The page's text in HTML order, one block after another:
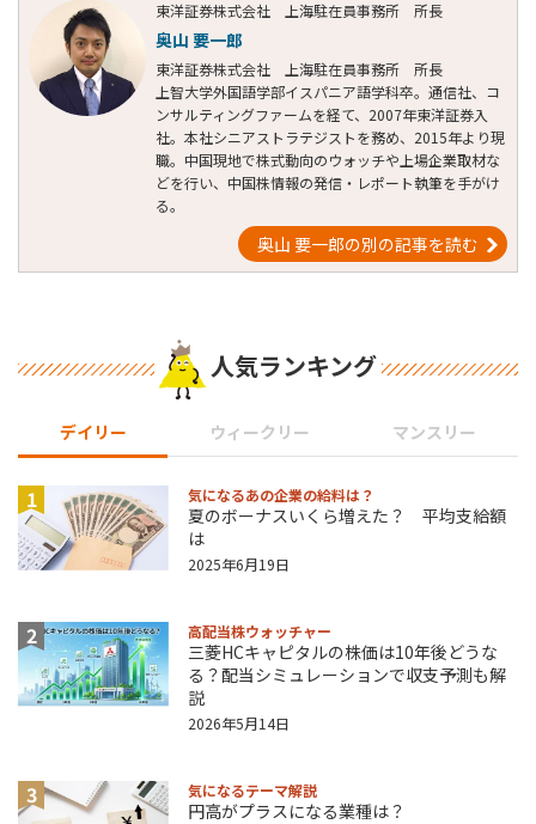
東洋証券株式会社 上海駐在員事務所 所長
奥山 要一郎
東洋証券株式会社 上海駐在員事務所 所長
上智大学外国語学部イスパニア語学科卒。通信社、コ
ンサルティングファームを経て、2007年東洋証券入
社。本社シニアストラテジストを務め、2015年より現
職。中国現地で株式動向のウォッチや上場企業取材な
どを行い、中国株情報の発信・レポート執筆を手がけ
る。
奥山 要一郎の別の記事を読む
人気ランキング
デイリー ウィークリー マンスリー
1 気になるあの企業の給料は？
夏のボーナスいくら増えた？ 平均支給額
は
2025年6月19日
2 高配当株ウォッチャー
三菱HCキャピタルの株価は10年後どうな
る？配当シミュレーションで収支予測も解
説
2026年5月14日
3 気になるテーマ解説
円高がプラスになる業種は？